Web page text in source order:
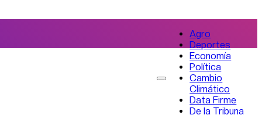
Agro
Deportes
Economía
Política
Cambio
Climático
Data Firme
De la Tribuna